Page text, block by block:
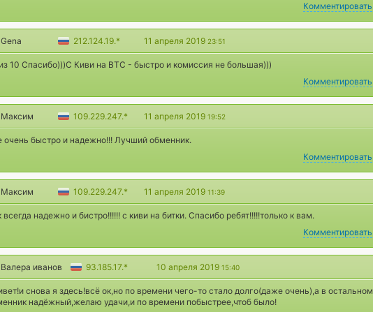
Комментировать
Gena 212.124.19.* 11 апреля 2019 23:51
10 Спасибо)))С Киви на ВТС - быстро и комиссия не большая)))
Комментировать
Максим 109.229.247.* 11 апреля 2019 19:52
очень быстро и надежно!!! Лучший обменник.
Комментировать
Максим 109.229.247.* 11 апреля 2019 11:39
всегда надежно и бистро!!!!!! с киви на битки. Спасибо ребят!!!!!только к вам.
Комментировать
Валера иванов 93.185.17.* 10 апреля 2019 15:40
снова я здесь!всё ок,но по времени чего-то стало долго(даже очень),а в остальном
надёжный,желаю удачи,и по времени побыстрее,чтоб было!